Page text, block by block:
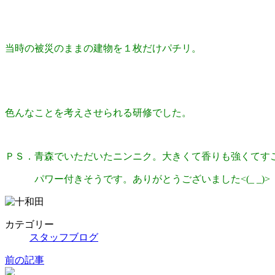
当時の被災のままの建物を１枚だけパチリ。
色んなことを考えさせられる研修でした。
ＰＳ．青森でいただいたニンニク。大きくて香りも強くてす
パワー付きそうです。ありがとうございました<(_ _)>
カテゴリー
スタッフブログ
前の記事